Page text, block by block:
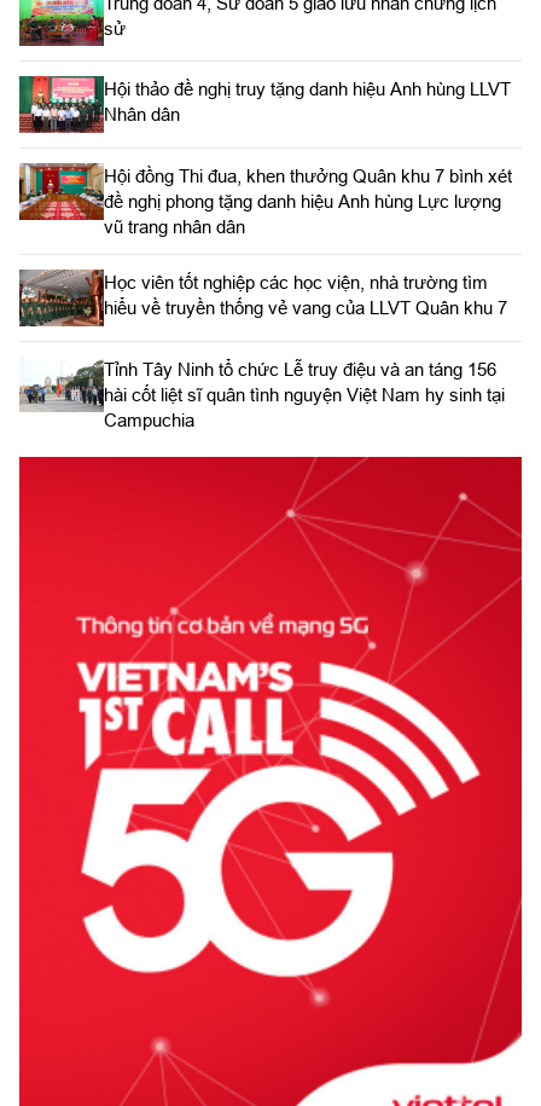
sử
Hội thảo đề nghị truy tặng danh hiệu Anh hùng LLVT
Nhân dân
Hội đồng Thi đua, khen thưởng Quân khu 7 bình xét
đề nghị phong tặng danh hiệu Anh hùng Lực lượng
vũ trang nhân dân
Học viên tốt nghiệp các học viện, nhà trường tìm
hiểu về truyền thống vẻ vang của LLVT Quân khu 7
​Tỉnh Tây Ninh tổ chức Lễ truy điệu và an táng 156
hài cốt liệt sĩ quân tình nguyện Việt Nam hy sinh tại
Campuchia